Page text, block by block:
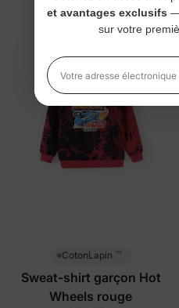
$24.99
CotonLapin ™
Sweat-shirt garçon Hot
Wheels rouge
et avantages exclusifs
sur votre
Votre adresse
En vous inscrivant, vous